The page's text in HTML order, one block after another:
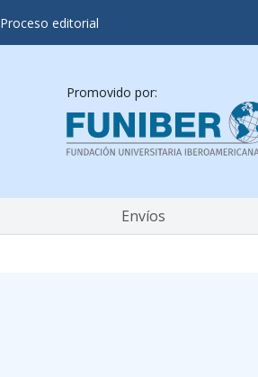
Proceso editorial
Promovido por:
Envíos